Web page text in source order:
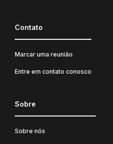
Contato
Marcar uma reunião
Entre em contato conosco
Sobre
Sobre nós